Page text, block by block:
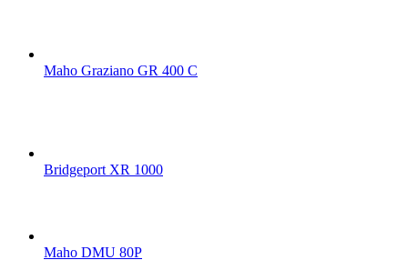
Maho Graziano GR 400 C
Bridgeport XR 1000
Maho DMU 80P